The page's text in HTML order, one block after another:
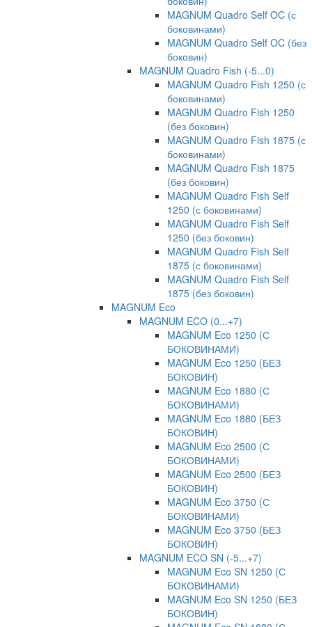
MAGNUM Quadro Self OC (с
боковинами)
MAGNUM Quadro Self OC (без
боковин)
MAGNUM Quadro Fish (-5...0)
MAGNUM Quadro Fish 1250 (с
боковинами)
MAGNUM Quadro Fish 1250
(без боковин)
MAGNUM Quadro Fish 1875 (с
боковинами)
MAGNUM Quadro Fish 1875
(без боковин)
MAGNUM Quadro Fish Self
1250 (с боковинами)
MAGNUM Quadro Fish Self
1250 (без боковин)
MAGNUM Quadro Fish Self
1875 (с боковинами)
MAGNUM Quadro Fish Self
1875 (без боковин)
MAGNUM Eco
MAGNUM ECO (0...+7)
MAGNUM Eco 1250 (С
БОКОВИНАМИ)
MAGNUM Eco 1250 (БЕЗ
БОКОВИН)
MAGNUM Eco 1880 (С
БОКОВИНАМИ)
MAGNUM Eco 1880 (БЕЗ
БОКОВИН)
MAGNUM Eco 2500 (С
БОКОВИНАМИ)
MAGNUM Eco 2500 (БЕЗ
БОКОВИН)
MAGNUM Eco 3750 (С
БОКОВИНАМИ)
MAGNUM Eco 3750 (БЕЗ
БОКОВИН)
MAGNUM ECO SN (-5...+7)
MAGNUM Eco SN 1250 (С
БОКОВИНАМИ)
MAGNUM Eco SN 1250 (БЕЗ
БОКОВИН)